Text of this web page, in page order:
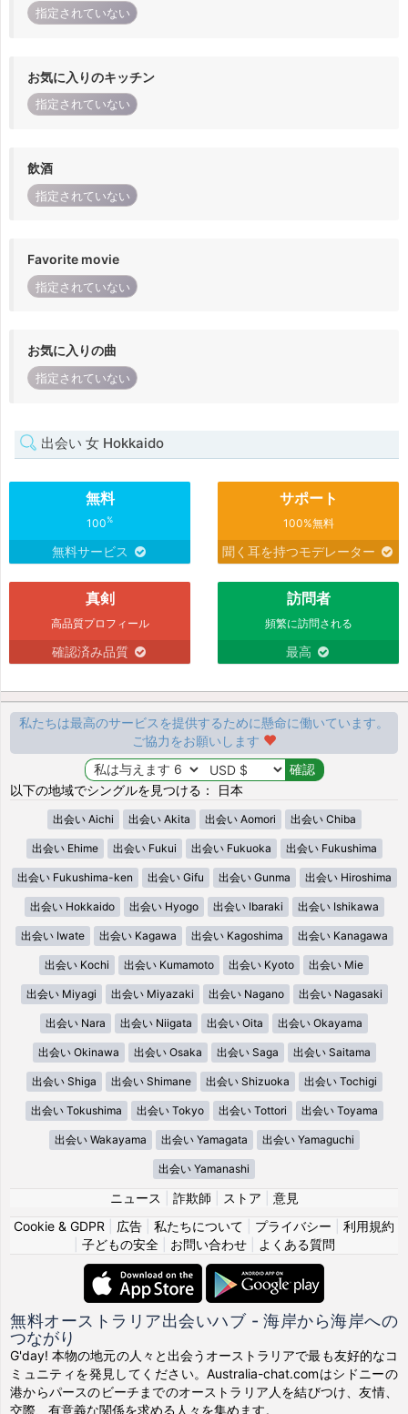
指定されていない
お気に入りのキッチン
指定されていない
飲酒
指定されていない
Favorite movie
指定されていない
お気に入りの曲
指定されていない
出会い 女 Hokkaido
無料
100%
無料サービス
サポート
100%無料
聞く耳を持つモデレーター
真剣
高品質プロフィール
確認済み品質
訪問者
頻繁に訪問される
最高
私たちは最高のサービスを提供するために懸命に働いています。
ご協力をお願いします
以下の地域でシングルを見つける： 日本
出会い Aichi 出会い Akita 出会い Aomori 出会い Chiba
出会い Ehime 出会い Fukui 出会い Fukuoka 出会い Fukushima
出会い Fukushima-ken 出会い Gifu 出会い Gunma 出会い Hiroshima
出会い Hokkaido 出会い Hyogo 出会い Ibaraki 出会い Ishikawa
出会い Iwate 出会い Kagawa 出会い Kagoshima 出会い Kanagawa
出会い Kochi 出会い Kumamoto 出会い Kyoto 出会い Mie
出会い Miyagi 出会い Miyazaki 出会い Nagano 出会い Nagasaki
出会い Nara 出会い Niigata 出会い Oita 出会い Okayama
出会い Okinawa 出会い Osaka 出会い Saga 出会い Saitama
出会い Shiga 出会い Shimane 出会い Shizuoka 出会い Tochigi
出会い Tokushima 出会い Tokyo 出会い Tottori 出会い Toyama
出会い Wakayama 出会い Yamagata 出会い Yamaguchi
出会い Yamanashi
ニュース 詐欺師 ストア
意見
Cookie & GDPR
広告 私たちについて プライバシー
利用規約
子どもの安全| お問い合わせ| よくある質問
無料オーストラリア出会いハブ - 海岸から海岸への
つながり
G'day! 本物の地元の人々と出会うオーストラリアで最も友好的なコ
ミュニティを発見してください。Australia-chat.comはシドニーの
港からパースのビーチまでのオーストラリア人を結びつけ、友情、
交際、有意義な関係を求める人々を集めます。